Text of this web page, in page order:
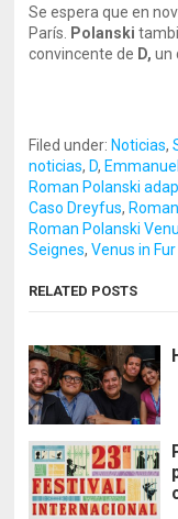
Se espera que en
París.
Polanski
convincente de D, un
Filed under: Noticias,
noticias, D,
Roman Polanski
Caso Dreyfus,
Roman Polanski
Seignes,Venus in Fur
RELATED POSTS